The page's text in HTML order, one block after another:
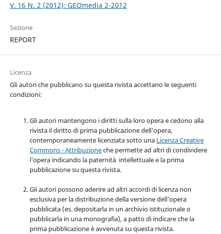
V. 16 N. 2 (2012): GEOmedia 2-2012
Sezione
REPORT
Licenza
Gli autori che pubblicano su questa rivista accettano le seguenti
condizioni:
Gli autori mantengono i diritti sulla loro opera e cedono alla
rivista il diritto di prima pubblicazione dell'opera,
contemporaneamente licenziata sotto una Licenza Creative
Commons - Attribuzioneche permette ad altri di condividere
l'opera indicando la paternità intellettuale e la prima
pubblicazione su questa rivista.
Gli autori possono aderire ad altri accordi di licenza non
esclusiva per la distribuzione della versione dell'opera
pubblicata (es. depositarla in un archivio istituzionale o
pubblicarla in una monografia), a patto di indicare che la
prima pubblicazione è avvenuta su questa rivista.